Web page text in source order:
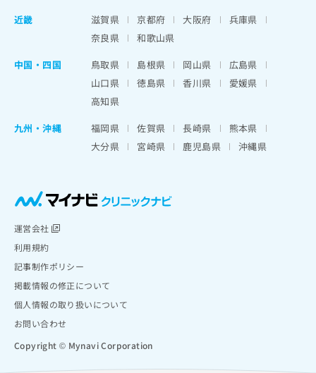
近畿
滋賀県 京都府 大阪府
兵庫県
奈良県
和歌山県
中国・四国
鳥取県 島根県 岡山県
広島県
山口県
徳島県 香川県
愛媛県
高知県
九州・沖縄
福岡県 佐賀県 長崎県
熊本県
大分県
宮崎県 鹿児島県 沖縄県
運営会社
利用規約
記事制作ポリシー
掲載情報の修正について
個人情報の取り扱いについて
お問い合わせ
Copyright © Mynavi Corporation